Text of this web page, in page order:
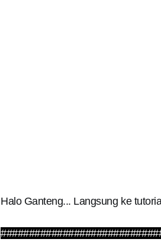
Halo Ganteng... Langsung ke